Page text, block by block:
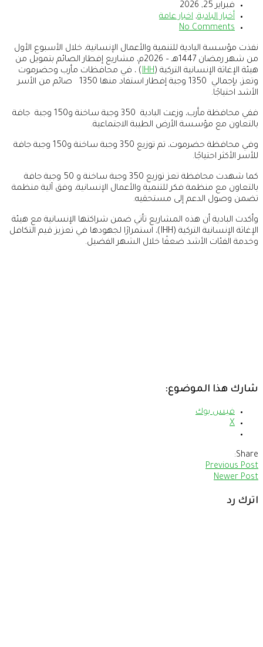
فبراير 25, 2026
أخبار البادية, اخبار عامة
No Comments
نفذت مؤسسة البادية للتنمية والأعمال الإنسانية، خلال الأسبوع الأول
من شهر رمضان 1447هـ – 2026م، مشاريع إفطار الصائم بتمويل من
هيئة الإغاثة الإنسانية التركية (IHH) ، في محافظات مأرب وحضرموت
وتعز، بإجمالي 1350 وجبة إفطار استفاد منها 1350 صائم من الأسر
الأشد احتياجًا.
ففي محافظة مأرب، وزعت البادية 350 وجبة ساخنة و150 وجبة جافة
بالتعاون مع مؤسسة الأرض الطيبة الاجتماعية.
وفي محافظة حضرموت، تم توزيع 350 وجبة ساخنة و150 وجبة جافة
للأسر الأكثر احتياجًا.
كما شهدت محافظة تعز توزيع 350 وجبة ساخنة و 50 وجبة جافة
بالتعاون مع منظمة فكر للتنمية والأعمال الإنسانية، وفق آلية منظمة
تضمن وصول الدعم إلى مستحقيه.
وأكدت البادية أن هذه المشاريع تأتي ضمن شراكتها الإنسانية مع هيئة
الإغاثة الإنسانية التركية (IHH)، استمرارًا لجهودها في تعزيز قيم التكافل
وخدمة الفئات الأشد ضعفًا خلال الشهر الفضيل.
شارك هذا الموضوع:
فيس بوك
X
Share:
Previous Post
Newer Post
اترك رد